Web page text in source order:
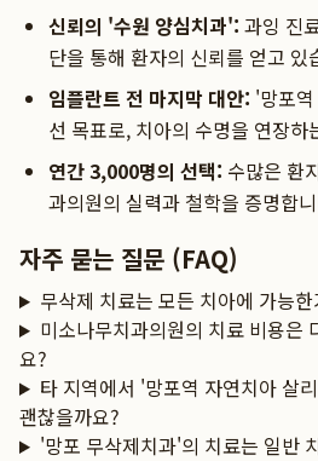
신뢰의 '수원 양심치과': 과잉 진
단을 통해 환자의 신뢰를 얻고 있
임플란트 전 마지막 대안: '망포
선 목표로, 치아의 수명을 연장하
연간 3,000명의 선택: 수많은 환
과의원의 실력과 철학을 증명합
자주 묻는 질문 (FAQ)
무삭제 치료는 모든 치아에 가능한
미소나무치과의원의 치료 비용은
요?
타 지역에서 '망포역 자연치아 살
괜찮을까요?
'망포 무삭제치과'의 치료는 일반